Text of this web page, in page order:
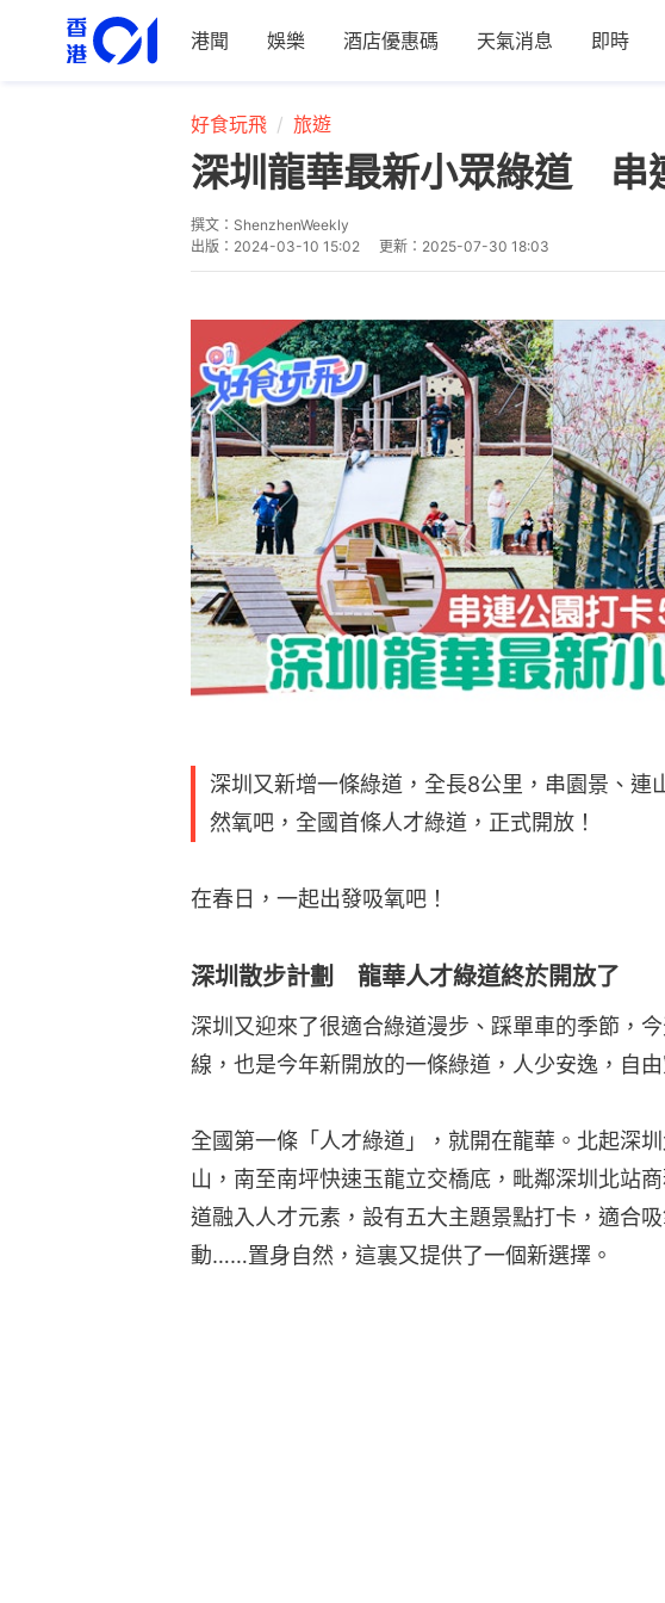
港聞 娛樂 酒店優惠碼 天氣消息 即時
好食玩飛 旅遊
深圳龍華最新小眾綠道 串
撰文： ShenzhenWeekly
出版： 2024-03-10 15:02 更新： 2025-07-30 18:03
深圳又新增一條綠道，全長8公里，串園景、連
然氧吧，全國首條人才綠道，正式開放！
在春日，一起出發吸氧吧！
深圳散步計劃 龍華人才綠道終於開放了
深圳又迎來了很適合綠道漫步、踩單車的季節，
線，也是今年新開放的一條綠道，人少安逸，自
全國第一條「人才綠道」，就開在龍華。北起深
山，南至南坪快速玉龍立交橋底，毗鄰深圳北站
道融入人才元素，設有五大主題景點打卡，適合
動……置身自然，這裏又提供了一個新選擇。